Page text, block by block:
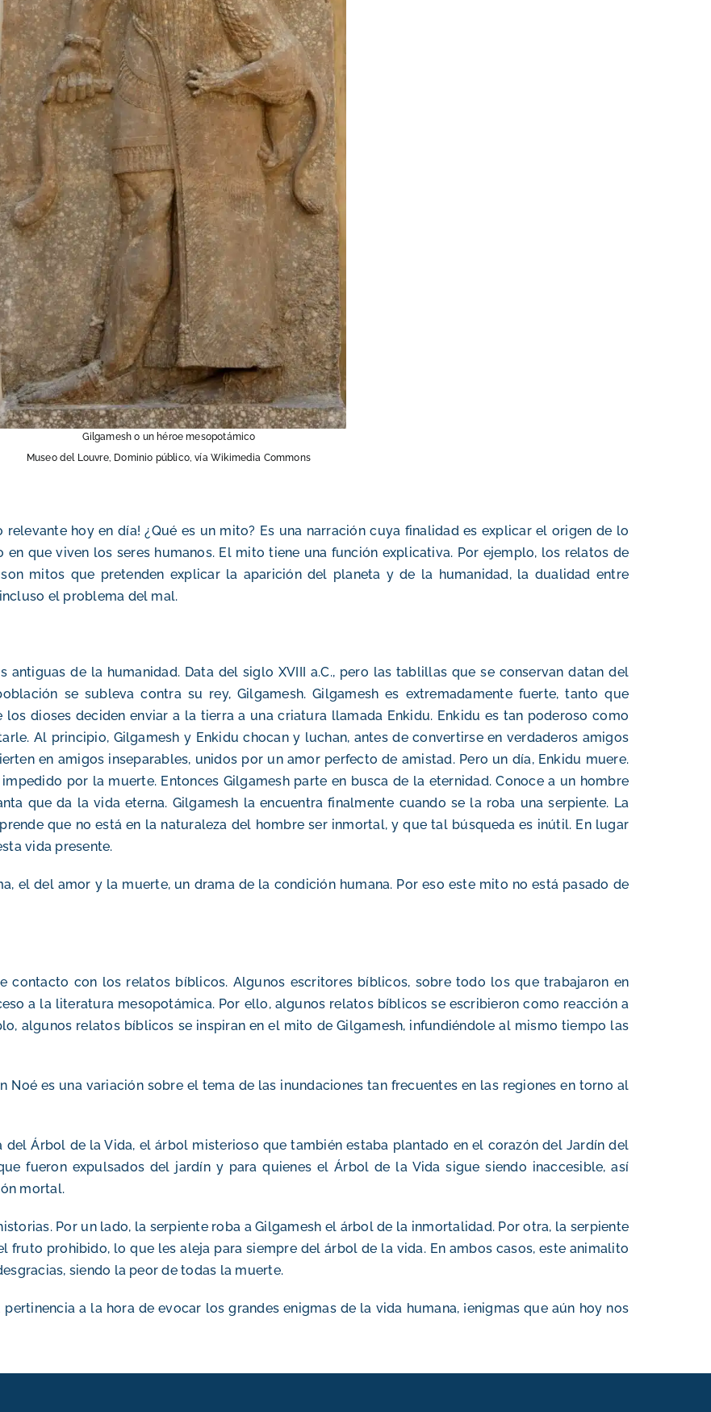
Gilgamesh o un héroe mesopotámico
Museo del Louvre, Dominio público, vía Wikimedia Commons
hoy en día! ¿Qué es un mito? Es una narración cuya finalidad es explicar el origen de lo
que viven los seres humanos. El mito tiene una función explicativa. Por ejemplo, los relatos de
mitos que pretenden explicar la aparición del planeta y de la humanidad, la dualidad entre
el problema del mal.
antiguas de la humanidad. Data del siglo XVIII a.C., pero las tablillas que se conservan datan del
se subleva contra su rey, Gilgamesh. Gilgamesh es extremadamente fuerte, tanto que
dioses deciden enviar a la tierra a una criatura llamada Enkidu. Enkidu es tan poderoso como
Al principio, Gilgamesh y Enkidu chocan y luchan, antes de convertirse en verdaderos amigos
en amigos inseparables, unidos por un amor perfecto de amistad. Pero un día, Enkidu muere.
por la muerte. Entonces Gilgamesh parte en busca de la eternidad. Conoce a un hombre
que da la vida eterna. Gilgamesh la encuentra finalmente cuando se la roba una serpiente. La
que no está en la naturaleza del hombre ser inmortal, y que tal búsqueda es inútil. En lugar
vida presente.
el del amor y la muerte, un drama de la condición humana. Por eso este mito no está pasado de
contacto con los relatos bíblicos. Algunos escritores bíblicos, sobre todo los que trabajaron en
a la literatura mesopotámica. Por ello, algunos relatos bíblicos se escribieron como reacción a
algunos relatos bíblicos se inspiran en el mito de Gilgamesh, infundiéndole al mismo tiempo las
es una variación sobre el tema de las inundaciones tan frecuentes en las regiones en torno al
del Árbol de la Vida, el árbol misterioso que también estaba plantado en el corazón del Jardín del
fueron expulsados del jardín y para quienes el Árbol de la Vida sigue siendo inaccesible, así
mortal.
Por un lado, la serpiente roba a Gilgamesh el árbol de la inmortalidad. Por otra, la serpiente
fruto prohibido, lo que les aleja para siempre del árbol de la vida. En ambos casos, este animalito
siendo la peor de todas la muerte.
a la hora de evocar los grandes enigmas de la vida humana, ¡enigmas que aún hoy nos